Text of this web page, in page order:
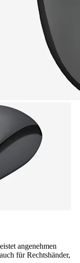
angenehmen
für Rechtshänder,